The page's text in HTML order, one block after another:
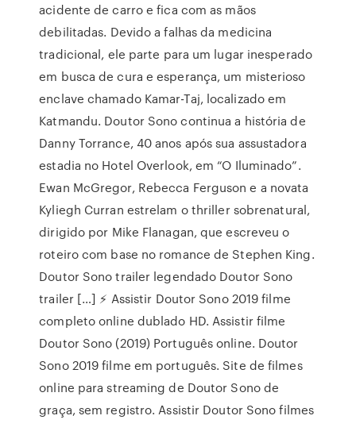
acidente de carro e fica com as mãos
debilitadas. Devido a falhas da medicina
tradicional, ele parte para um lugar inesperado
em busca de cura e esperança, um misterioso
enclave chamado Kamar-Taj, localizado em
Katmandu. Doutor Sono continua a história de
Danny Torrance, 40 anos após sua assustadora
estadia no Hotel Overlook, em “O Iluminado”.
Ewan McGregor, Rebecca Ferguson e a novata
Kyliegh Curran estrelam o thriller sobrenatural,
dirigido por Mike Flanagan, que escreveu o
roteiro com base no romance de Stephen King.
Doutor Sono trailer legendado Doutor Sono
trailer […] ⚡ Assistir Doutor Sono 2019 filme
completo online dublado HD. Assistir filme
Doutor Sono (2019) Português online. Doutor
Sono 2019 filme em português. Site de filmes
online para streaming de Doutor Sono de
graça, sem registro. Assistir Doutor Sono filmes